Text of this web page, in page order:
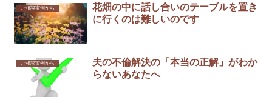
ご相談実例から
花畑の中に話し合いのテーブルを置き
に行くのは難しいのです
ご相談実例から
夫の不倫解決の「本当の正解」がわか
らないあなたへ